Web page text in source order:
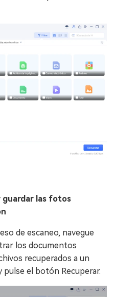
guardar las fotos
de escaneo, navegue
los documentos
recuperados a un
pulse el botón Recuperar.